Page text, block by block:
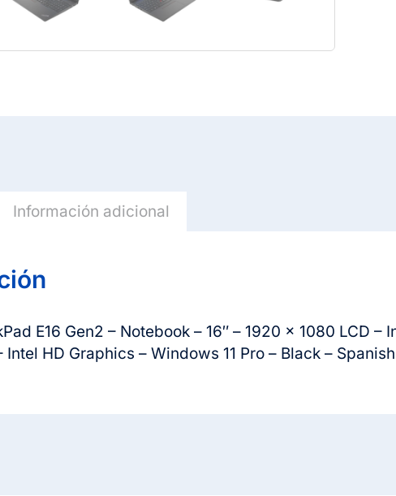
Información adicional
E16 Gen2 – Notebook – 16″ – 1920 x 1080 LCD –
Intel HD Graphics – Windows 11 Pro – Black –